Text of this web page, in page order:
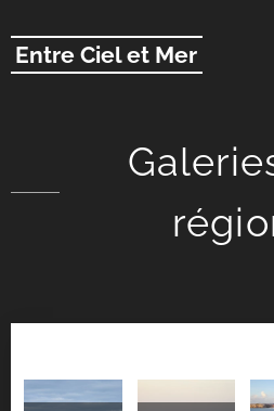
Entre Ciel et Mer